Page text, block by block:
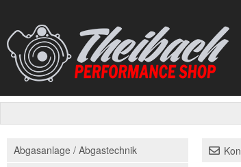
Abgasanlage / Abgastechnik